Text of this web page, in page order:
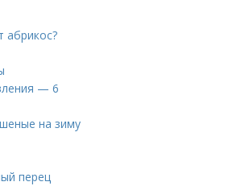
абрикос?
— 6
на зиму
перец